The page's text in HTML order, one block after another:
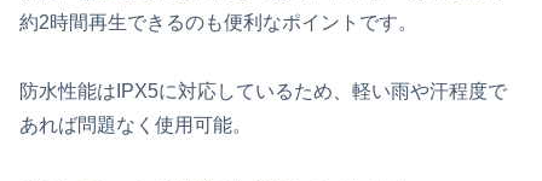
約2時間再生できるのも便利なポイントです。
防水性能はIPX5に対応しているため、軽い雨や汗程度で
あれば問題なく使用可能。